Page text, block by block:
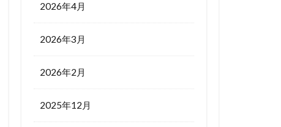
2026年4月
2026年3月
2026年2月
2025年12月